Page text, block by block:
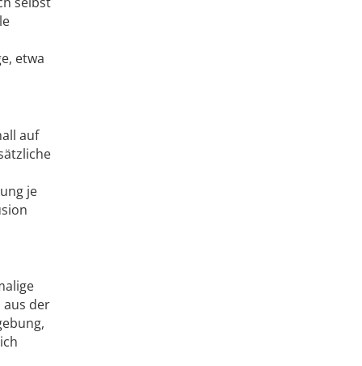
etwa
auf
je
aus der